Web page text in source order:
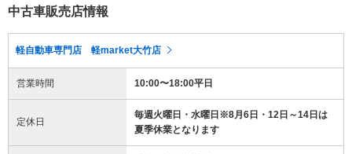
中古車販売店情報
軽自動車専門店 軽market大竹店
営業時間 10:00〜18:00平日
定休日
毎週火曜日・水曜日※8月6日・12日～14日は
夏季休業となります